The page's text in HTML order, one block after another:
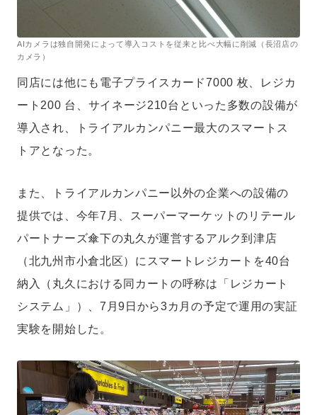
AIカメラは独自開発によって導入コストを従来と比べ大幅に削減（長沼店の
カメラ）
同店には他にも電子プライスカード7000 枚、レジカ
ート200 台、サイネージ210台といった多数の設備が
導入され、トライアルカンパニー最大のスマートス
トアとなった。
また、トライアルカンパニー以外の企業への設備の
提供では、今年7月、スーパーマーケットのリテール
パートナーズ傘下の丸久が運営するアルク到津店
（北九州市小倉北区）にスマートレジカートを40台
納入（丸久における同カートの呼称は「レジカート
システム」）、7月9日から3カ月の予定で運用の実証
実験を開始した。